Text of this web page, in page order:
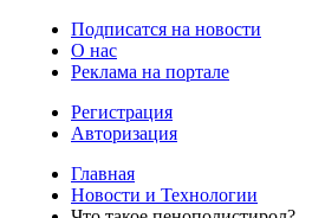
Подписатся на новости
О нас
Реклама на портале
Регистрация
Авторизация
Главная
Новости и Технологии